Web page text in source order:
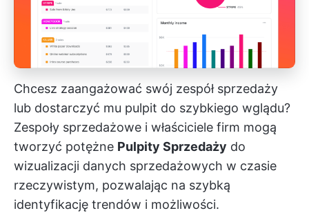
Chcesz zaangażować swój zespół sprzedaży
lub dostarczyć mu pulpit do szybkiego wglądu?
Zespoły sprzedażowe i właściciele firm mogą
tworzyć potężne Pulpity Sprzedaży do
wizualizacji danych sprzedażowych w czasie
rzeczywistym, pozwalając na szybką
identyfikację trendów i możliwości.